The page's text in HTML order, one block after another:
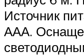
Источник
ААА.